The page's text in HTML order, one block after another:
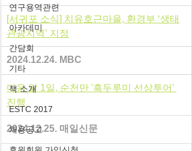
연구용역관련
아카데미
간담회
기타
책 소개
ESTC 2017
채용공고
[서귀포 소식] 치유호근마을, 환경부 ‘생태
관광지역’ 지정
2024.12.24. MBC
다음 달 1일, 순천만 '흑두루미 선상투어'
진행
2024.12.25. 매일신문